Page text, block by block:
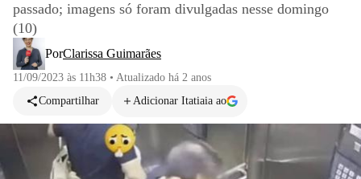
passado; imagens só foram divulgadas nesse domingo
(10)
PorClarissa Guimarães
11/09/2023 às 11h38 • Atualizado há 2 anos
Compartilhar
Adicionar Itatiaia ao